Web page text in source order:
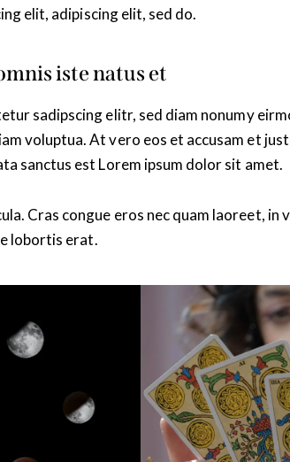
elit, adipiscing elit, sed do.
iste natus et
sadipscing elitr, sed diam nonumy
voluptua. At vero eos et accusam et
sanctus est Lorem ipsum dolor sit amet.
Cras congue eros nec quam laoreet,
lobortis erat.